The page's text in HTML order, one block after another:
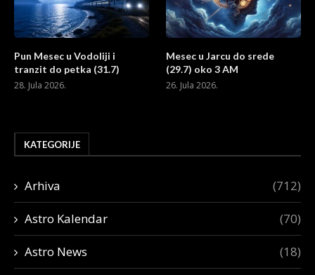
Pun Mesec u Vodoliji i
tranzit do petka (31.7)
28. Jula 2026.
Mesec u Jarcu do srede
(29.7) oko 3 AM
26. Jula 2026.
KATEGORIJE
Arhiva (712)
Astro Kalendar (70)
Astro News (18)